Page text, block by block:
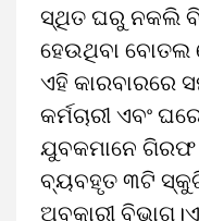
ସ୍ଥିତ ଘରୁ ନକଲି
ହେଉଥିବା ବୋତଲ
ଏହି କାରବାରରେ
କର୍ମଚାରୀ ଏବଂ
ଯୁବକମାନେ
ବ୍ୟବହୃତ ୩ଟି
ଅବକାରୀ